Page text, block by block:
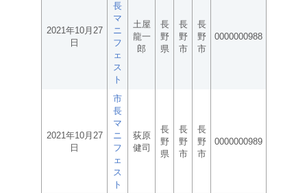
2021年10月27
日
長
マ
ニ
フ
ェ
ス
ト
土屋
龍一
郎
長
野
県
長
野
市
長
野
市
0000000988
2021年10月27
日
市
長
マ
ニ
フ
ェ
ス
ト
荻原
健司
長
野
県
長
野
市
長
野
市
0000000989